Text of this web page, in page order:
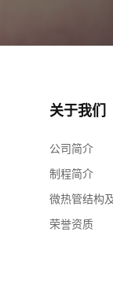
关于我们
公司简介
制程简介
微热管结构
荣誉资质